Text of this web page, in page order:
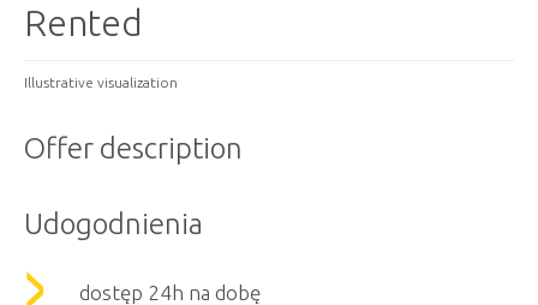
Rented
Illustrative visualization
Offer description
Udogodnienia
dostęp 24h na dobę